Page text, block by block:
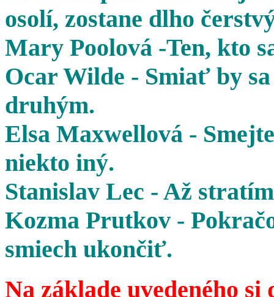
osolí, zostane dlho
Mary Poolová -Ten, kto
Ocar Wilde - Smiať by
druhým.
Elsa Maxwellová -
niekto iný.
Stanislav Lec - Až
Kozma Prutkov -
smiech ukončiť.
Na základe uvedeného